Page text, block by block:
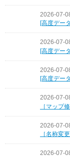
2026-07-
[高度デー
2026-07-
[高度デー
2026-07-
[高度デー
2026-07-
［マップ
2026-07-
［名称変
2026-07-